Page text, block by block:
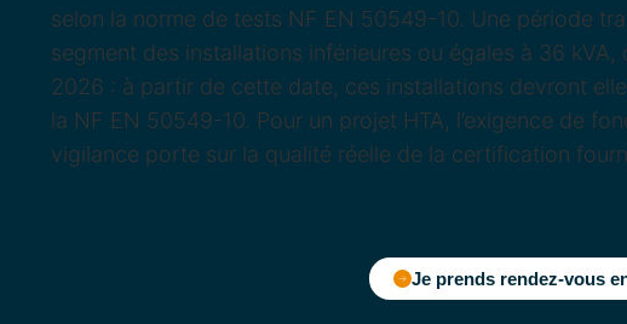
selon la norme de tests NF EN 50549-10. Une période
segment des installations inférieures ou égales à 36
2026 : à partir de cette date, ces installations devront
la NF EN 50549-10. Pour un projet HTA, l’exigence de
vigilance porte sur la qualité réelle de la certification
Je prends rendez-vous